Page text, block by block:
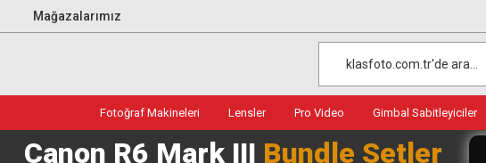
Mağazalarımız
Fotoğraf Makineleri Lensler Pro Video Gimbal Sabitleyiciler
Canon R6 Mark III Bundle Setler